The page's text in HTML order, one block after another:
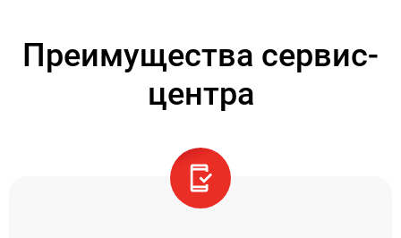
Преимущества сервис-
центра